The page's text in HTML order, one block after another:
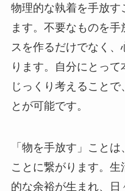
物理的な執着を手放す
ます。不要なものを
スを作るだけでなく
ります。自分にとって
じっくり考えること
とが可能です。
「物を手放す」こと
ことに繋がります。
的な余裕が生まれ、日